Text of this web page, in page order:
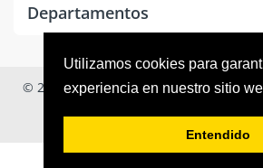
Utilizamos cookies para
experiencia en nuestro sitio
Entendido
Departamentos
© 2026Tool Room México. Todos los